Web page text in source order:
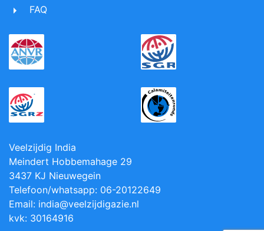
FAQ
Veelzijdig India
Meindert Hobbemahage 29
3437 KJ Nieuwegein
Telefoon/whatsapp: 06-20122649
Email: india@veelzijdigazie.nl
kvk: 30164916